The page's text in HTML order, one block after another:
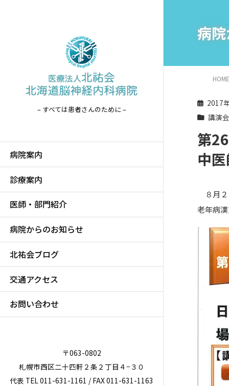
– すべては患者さんのために –
病院案内
診療案内
医師・部門紹介
病院からのお知らせ
北祐会ブログ
交通アクセス
お問い合わせ
〒063-0802
札幌市西区二十四軒２条２丁目４−３０
代表 TEL 011-631-1161 / FAX 011-631-1163
病
2017
講演
第
中
８月２
老年病